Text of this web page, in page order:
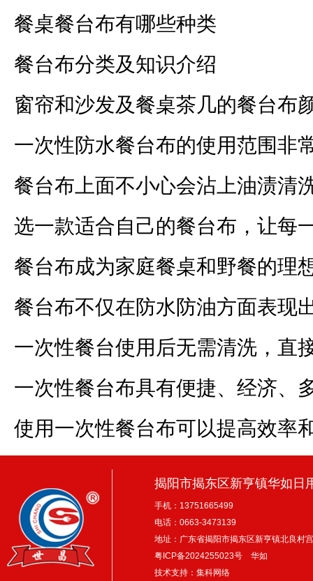
餐桌餐台布有哪些种类
餐台布分类及知识介绍
窗帘和沙发及餐桌茶几的餐台布
一次性防水餐台布的使用范围非
餐台布上面不小心会沾上油渍清
选一款适合自己的餐台布，让每
餐台布成为家庭餐桌和野餐的理
餐台布不仅在防水防油方面表现
一次性餐台使用后无需清洗，直
一次性餐台布具有便捷、经济、
使用一次性餐台布可以提高效率
揭阳市揭东区新亨镇华如日
手机：13751665499
电话：0663-3473139
地址：广东省揭阳市揭东区新亨镇北良村
粤ICP备2024255023号
华如
技术支持： 集科网络